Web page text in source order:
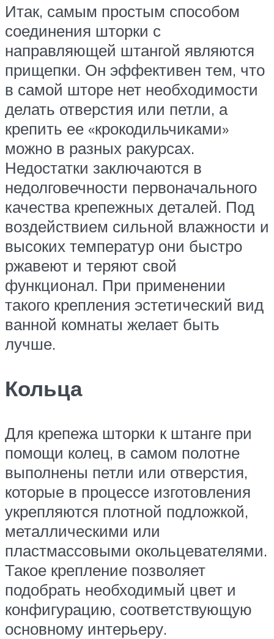
Итак, самым простым способом
соединения шторки с
направляющей штангой являются
прищепки. Он эффективен тем, что
в самой шторе нет необходимости
делать отверстия или петли, а
крепить ее «крокодильчиками»
можно в разных ракурсах.
Недостатки заключаются в
недолговечности первоначального
качества крепежных деталей. Под
воздействием сильной влажности и
высоких температур они быстро
ржавеют и теряют свой
функционал. При применении
такого крепления эстетический вид
ванной комнаты желает быть
лучше.
Кольца
Для крепежа шторки к штанге при
помощи колец, в самом полотне
выполнены петли или отверстия,
которые в процессе изготовления
укрепляются плотной подложкой,
металлическими или
пластмассовыми окольцевателями.
Такое крепление позволяет
подобрать необходимый цвет и
конфигурацию, соответствующую
основному интерьеру.